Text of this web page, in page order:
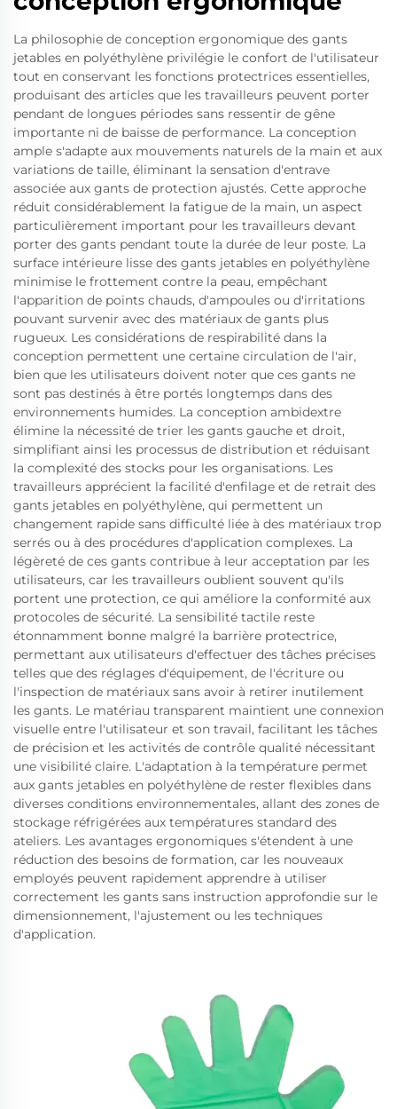
La philosophie de conception ergonomique des gants
jetables en polyéthylène privilégie le confort de l'utilisateur
tout en conservant les fonctions protectrices essentielles,
produisant des articles que les travailleurs peuvent porter
pendant de longues périodes sans ressentir de gêne
importante ni de baisse de performance. La conception
ample s'adapte aux mouvements naturels de la main et aux
variations de taille, éliminant la sensation d'entrave
associée aux gants de protection ajustés. Cette approche
réduit considérablement la fatigue de la main, un aspect
particulièrement important pour les travailleurs devant
porter des gants pendant toute la durée de leur poste. La
surface intérieure lisse des gants jetables en polyéthylène
minimise le frottement contre la peau, empêchant
l'apparition de points chauds, d'ampoules ou d'irritations
pouvant survenir avec des matériaux de gants plus
rugueux. Les considérations de respirabilité dans la
conception permettent une certaine circulation de l'air,
bien que les utilisateurs doivent noter que ces gants ne
sont pas destinés à être portés longtemps dans des
environnements humides. La conception ambidextre
élimine la nécessité de trier les gants gauche et droit,
simplifiant ainsi les processus de distribution et réduisant
la complexité des stocks pour les organisations. Les
travailleurs apprécient la facilité d'enfilage et de retrait des
gants jetables en polyéthylène, qui permettent un
changement rapide sans difficulté liée à des matériaux trop
serrés ou à des procédures d'application complexes. La
légèreté de ces gants contribue à leur acceptation par les
utilisateurs, car les travailleurs oublient souvent qu'ils
portent une protection, ce qui améliore la conformité aux
protocoles de sécurité. La sensibilité tactile reste
étonnamment bonne malgré la barrière protectrice,
permettant aux utilisateurs d'effectuer des tâches précises
telles que des réglages d'équipement, de l'écriture ou
l'inspection de matériaux sans avoir à retirer inutilement
les gants. Le matériau transparent maintient une connexion
visuelle entre l'utilisateur et son travail, facilitant les tâches
de précision et les activités de contrôle qualité nécessitant
une visibilité claire. L'adaptation à la température permet
aux gants jetables en polyéthylène de rester flexibles dans
diverses conditions environnementales, allant des zones de
stockage réfrigérées aux températures standard des
ateliers. Les avantages ergonomiques s'étendent à une
réduction des besoins de formation, car les nouveaux
employés peuvent rapidement apprendre à utiliser
correctement les gants sans instruction approfondie sur le
dimensionnement, l'ajustement ou les techniques
d'application.